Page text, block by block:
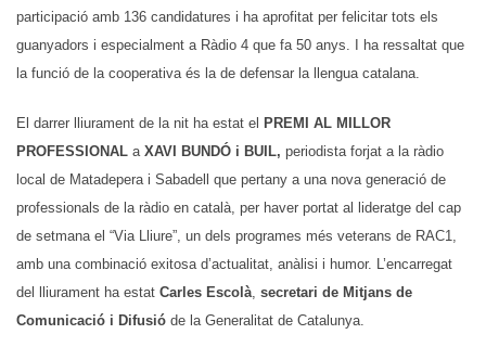
participació amb 136 candidatures i ha aprofitat per felicitar tots els
guanyadors i especialment a Ràdio 4 que fa 50 anys. I ha ressaltat que
la funció de la cooperativa és la de defensar la llengua catalana.
El darrer lliurament de la nit ha estat el PREMI AL MILLOR
PROFESSIONAL a XAVI BUNDÓ i BUIL, periodista forjat a la ràdio
local de Matadepera i Sabadell que pertany a una nova generació de
professionals de la ràdio en català, per haver portat al lideratge del cap
de setmana el “Via Lliure”, un dels programes més veterans de RAC1,
amb una combinació exitosa d’actualitat, anàlisi i humor. L’encarregat
del lliurament ha estat Carles Escolà secretari de Mitjans de
Comunicació i Difusió de la Generalitat de Catalunya.